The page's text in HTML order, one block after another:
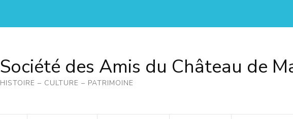
Société des Amis du Château de
HISTOIRE – CULTURE – PATRIMOINE